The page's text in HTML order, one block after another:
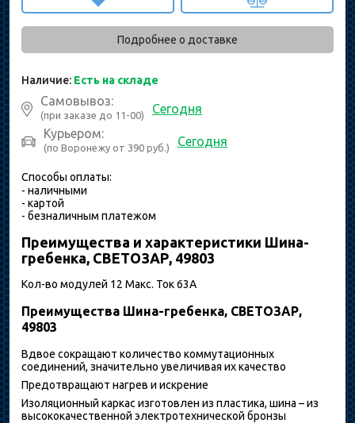
Подробнее о доставке
Наличие: Есть на складе
Самовывоз:
(при заказе до 11-00)
Сегодня
Курьером:
(по Воронежу от 390 руб.) Сегодня
Способы оплаты:
- наличными
- картой
- безналичным платежом
Преимущества и характеристики Шина-
гребенка, СВЕТОЗАР, 49803
Кол-во модулей 12 Макс. Ток 63А
Преимущества Шина-гребенка, СВЕТОЗАР,
49803
Вдвое сокращают количество коммутационных
соединений, значительно увеличивая их качество
Предотвращают нагрев и искрение
Изоляционный каркас изготовлен из пластика, шина – из
высококачественной электротехнической бронзы